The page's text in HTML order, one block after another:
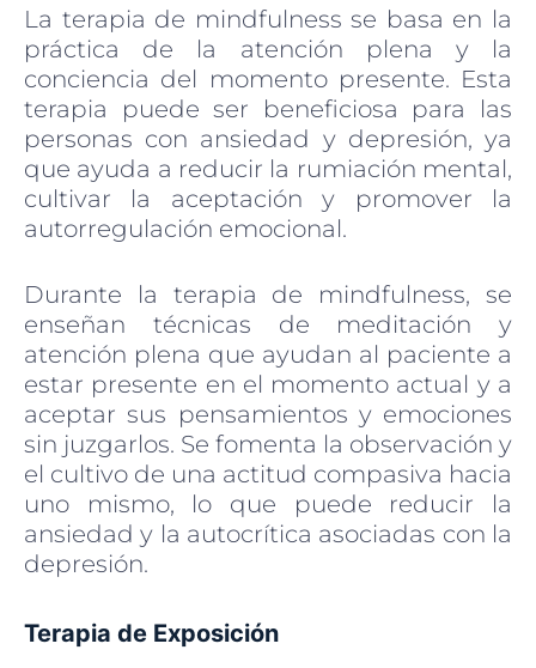
La terapia de mindfulness se basa en la
práctica de la atención plena y la
conciencia del momento presente. Esta
terapia puede ser beneficiosa para las
personas con ansiedad y depresión, ya
que ayuda a reducir la rumiación mental,
cultivar la aceptación y promover la
autorregulación emocional.
Durante la terapia de mindfulness, se
enseñan técnicas de meditación y
atención plena que ayudan al paciente a
estar presente en el momento actual y a
aceptar sus pensamientos y emociones
sin juzgarlos. Se fomenta la observación y
el cultivo de una actitud compasiva hacia
uno mismo, lo que puede reducir la
ansiedad y la autocrítica asociadas con la
depresión.
Terapia de Exposición